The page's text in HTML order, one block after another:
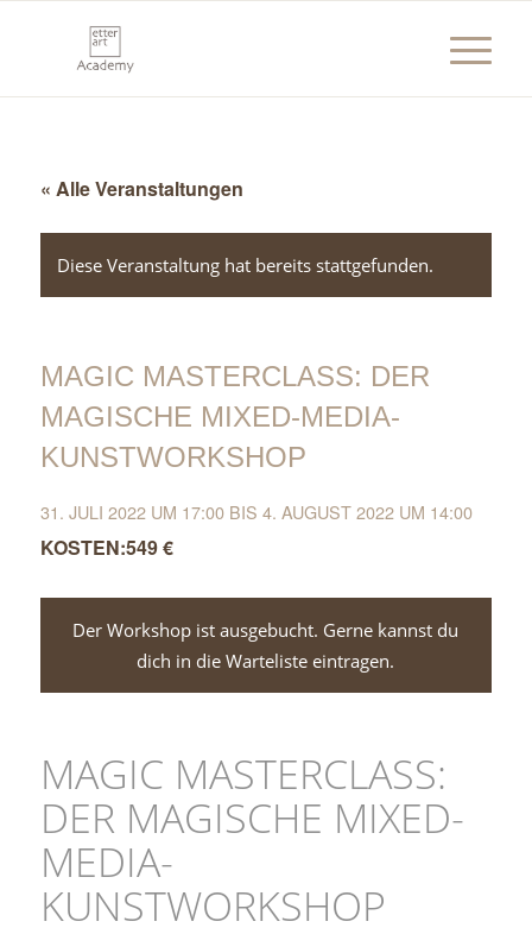
« Alle Veranstaltungen
Diese Veranstaltung hat bereits stattgefunden.
MAGIC MASTERCLASS: DER
MAGISCHE MIXED-MEDIA-
KUNSTWORKSHOP
31. JULI 2022 UM 17:00BIS 4. AUGUST 2022 UM 14:00
549 €
Der Workshop ist ausgebucht. Gerne kannst du
dich in die Warteliste eintragen.
MAGIC MASTERCLASS:
DER MAGISCHE MIXED-
MEDIA-
KUNSTWORKSHOP